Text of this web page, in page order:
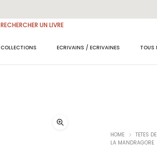
RECHERCHER UN LIVRE
COLLECTIONS ECRIVAINS / ECRIVAINES TOUS
HOME TETES
LA MANDRAGORE